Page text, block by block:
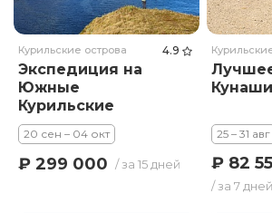
Курильские острова 4.9
Экспедиция на
Южные
Курильские
острова
20 сен – 04 окт
₽ 299 000 / за 15 дней
25 – 31 авг
₽ 82
/ за 7 дней